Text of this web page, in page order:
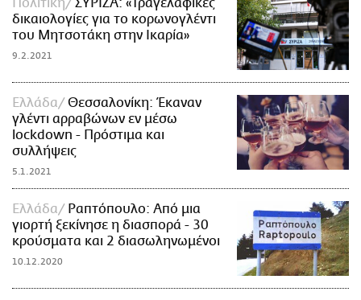
Πολιτική
ΣΥΡΙΖΑ: «Τραγελαφικές
δικαιολογίες για το κορωνογλέντι
του Μητσοτάκη στην Ικαρία»
9.2.2021
Ελλάδα
Θεσσαλονίκη: Έκαναν
γλέντι αρραβώνων εν μέσω
lockdown - Πρόστιμα και
συλλήψεις
5.1.2021
Ελλάδα
Ραπτόπουλο: Από μια
γιορτή ξεκίνησε η διασπορά - 30
κρούσματα και 2 διασωληνωμένοι
10.12.2020